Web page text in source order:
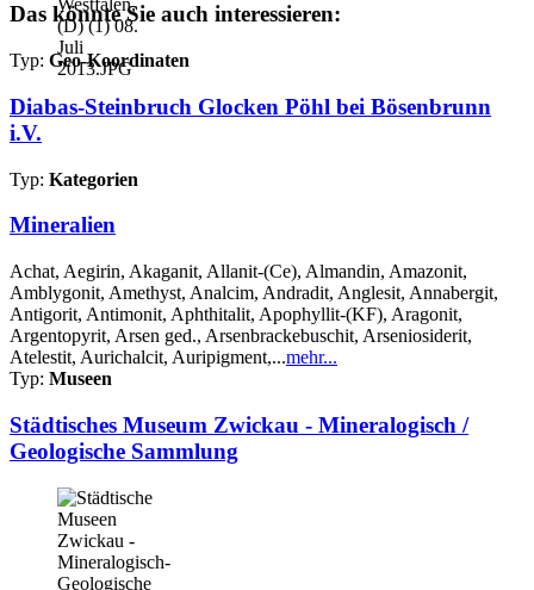
Das könnte Sie auch interessieren:
Typ: Geo-Koordinaten
Diabas-Steinbruch Glocken Pöhl bei Bösenbrunn
i.V.
Typ: Kategorien
Mineralien
Achat, Aegirin, Akaganit, Allanit-(Ce), Almandin, Amazonit,
Amblygonit, Amethyst, Analcim, Andradit, Anglesit, Annabergit,
Antigorit, Antimonit, Aphthitalit, Apophyllit-(KF), Aragonit,
Argentopyrit, Arsen ged., Arsenbrackebuschit, Arseniosiderit,
Atelestit, Aurichalcit, Auripigment,...mehr...
Typ: Museen
Städtisches Museum Zwickau - Mineralogisch /
Geologische Sammlung